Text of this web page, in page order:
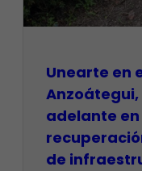
Unearte en
adelante en
de